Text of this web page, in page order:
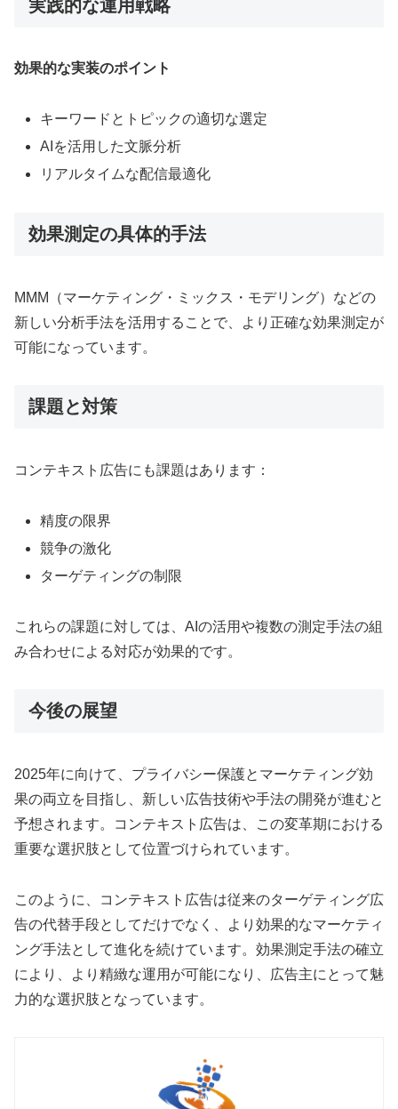
実践的な運用戦略
効果的な実装のポイント
キーワードとトピックの適切な選定
AIを活用した文脈分析
リアルタイムな配信最適化
効果測定の具体的手法
MMM（マーケティング・ミックス・モデリング）などの
新しい分析手法を活用することで、より正確な効果測定が
可能になっています。
課題と対策
コンテキスト広告にも課題はあります：
精度の限界
競争の激化
ターゲティングの制限
これらの課題に対しては、AIの活用や複数の測定手法の組
み合わせによる対応が効果的です。
今後の展望
2025年に向けて、プライバシー保護とマーケティング効
果の両立を目指し、新しい広告技術や手法の開発が進むと
予想されます。コンテキスト広告は、この変革期における
重要な選択肢として位置づけられています。
このように、コンテキスト広告は従来のターゲティング広
告の代替手段としてだけでなく、より効果的なマーケティ
ング手法として進化を続けています。効果測定手法の確立
により、より精緻な運用が可能になり、広告主にとって魅
力的な選択肢となっています。